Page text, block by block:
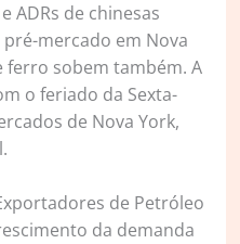
ADRs de chinesas
mercado em Nova
ferro sobem também. A
o feriado da Sexta-
de Nova York,
de Petróleo
da demanda